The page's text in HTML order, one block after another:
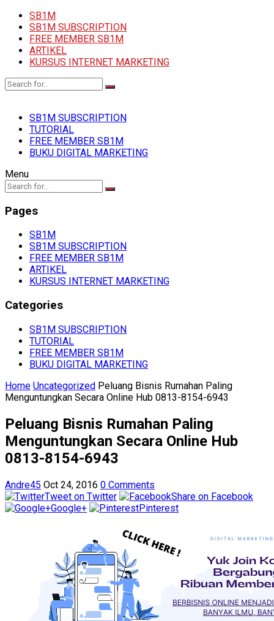
SB1M
SB1M SUBSCRIPTION
FREE MEMBER SB1M
ARTIKEL
KURSUS INTERNET MARKETING
SB1M SUBSCRIPTION
TUTORIAL
FREE MEMBER SB1M
BUKU DIGITAL MARKETING
Menu
Pages
SB1M
SB1M SUBSCRIPTION
FREE MEMBER SB1M
ARTIKEL
KURSUS INTERNET MARKETING
Categories
SB1M SUBSCRIPTION
TUTORIAL
FREE MEMBER SB1M
BUKU DIGITAL MARKETING
Home Uncategorized Peluang Bisnis Rumahan Paling
Menguntungkan Secara Online Hub 0813-8154-6943
Peluang Bisnis Rumahan Paling
Menguntungkan Secara Online Hub
0813-8154-6943
Andre45 Oct 24, 2016 0 Comments
Tweet on Twitter
Share on Facebook
Google+
Pinterest